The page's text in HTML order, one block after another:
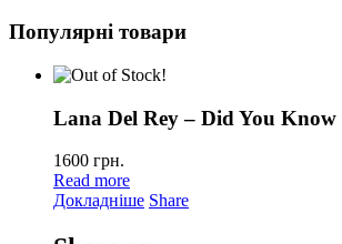
Популярні товари
Lana Del Rey – Did You
1600 грн.
Read more
Докладніше Share